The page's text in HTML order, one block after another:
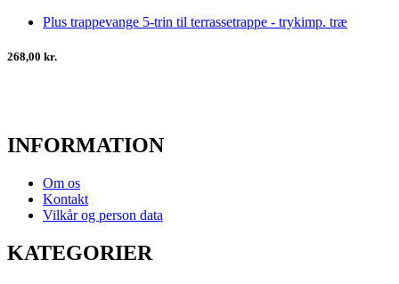
Plus trappevange 5-trin til terrassetrappe - trykimp. træ
268,00 kr.
INFORMATION
Om os
Kontakt
Vilkår og person data
KATEGORIER